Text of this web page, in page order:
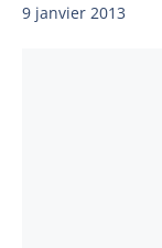
9 janvier 2013